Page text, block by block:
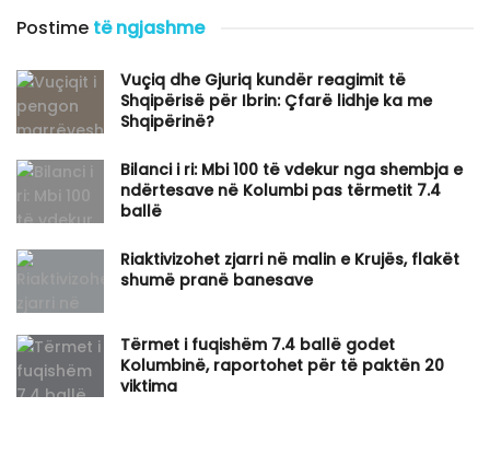
Postime të ngjashme
Vuçiq dhe Gjuriq kundër reagimit të
Shqipërisë për Ibrin: Çfarë lidhje ka me
Shqipërinë?
Bilanci i ri: Mbi 100 të vdekur nga shembja e
ndërtesave në Kolumbi pas tërmetit 7.4
ballë
Riaktivizohet zjarri në malin e Krujës, flakët
shumë pranë banesave
Tërmet i fuqishëm 7.4 ballë godet
Kolumbinë, raportohet për të paktën 20
viktima